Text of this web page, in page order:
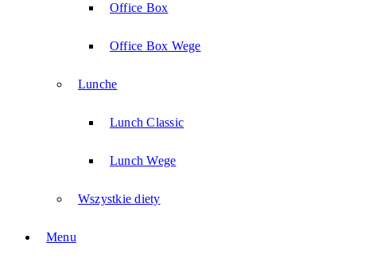
Office Box
Office Box Wege
Lunche
Lunch Classic
Lunch Wege
Wszystkie diety
Menu